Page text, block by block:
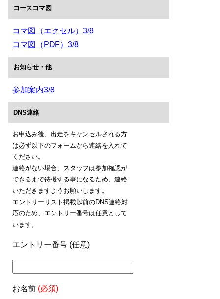
コースコマ図
コマ図（エクセル）3/8
コマ図（PDF）3/8
お知らせ・他
参加案内3/8
DNS連絡
お申込み後、出走をキャンセルされる方
は必ず以下のフォームから連絡を入れて
ください。
連絡がない場合、スタッフは参加確認が
できるまで待機する事になるため、連絡
いただきますようお願いします。
エントリーリスト掲載以前のDNS連絡対
応のため、エントリー番号は任意として
います。
エントリー番号 (任意)
お名前 (必須)